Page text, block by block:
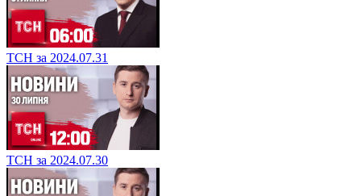
ТСН за 2024.07.31
ТСН за 2024.07.30